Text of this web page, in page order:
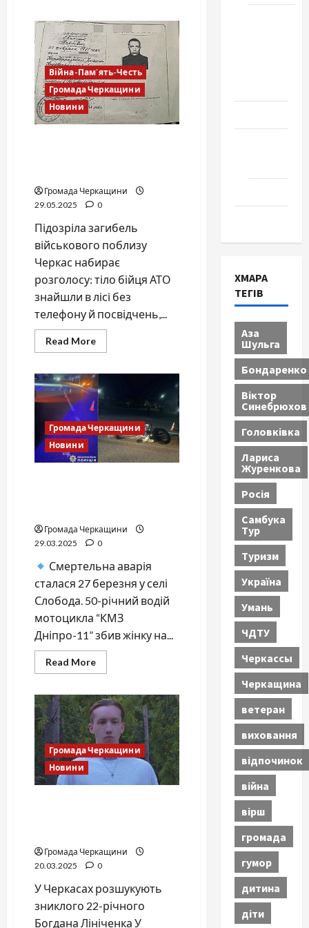
Уманщині
зухвало
вбито
одиноку
пенсіонерку
Війна-Пам`ять-Честь
Громада Черкащини
Новини
Громада Черкащини
29.05.2025
0
Підозріла загибель
військового поблизу
Черкас набирає
розголосу: тіло бійця АТО
знайшли в лісі без
телефону й посвідчень,...
Read MoreRead
more
військового
під
Черкасами,
сестра
погрожує
голодуванням
Громада Черкащини
Новини
Громада Черкащини
29.03.2025
0
Смертельна аварія
сталася 27 березня у селі
Слобода. 50-річний водій
мотоцикла “КМЗ
Дніпро-11” збив жінку на...
Read MoreRead
more
ДТП
на
Черкащині:
жінка
померла
у
лікарні
Громада Черкащини
Новини
Громада Черкащини
20.03.2025
0
У Черкасах розшукують
зниклого 22-річного
Богдана Лініченка У
ХМАРА
ТЕГІВ
Аза
Шульга
Бондаренко
Віктор
Синебрюхов
Головківка
Лариса
Журенкова
Росія
Самбука
Тур
Туризм
Україна
Умань
ЧДТУ
Черкассы
Черкащина
ветеран
виховання
відпочинок
війна
вірш
громада
гумор
дитина
діти